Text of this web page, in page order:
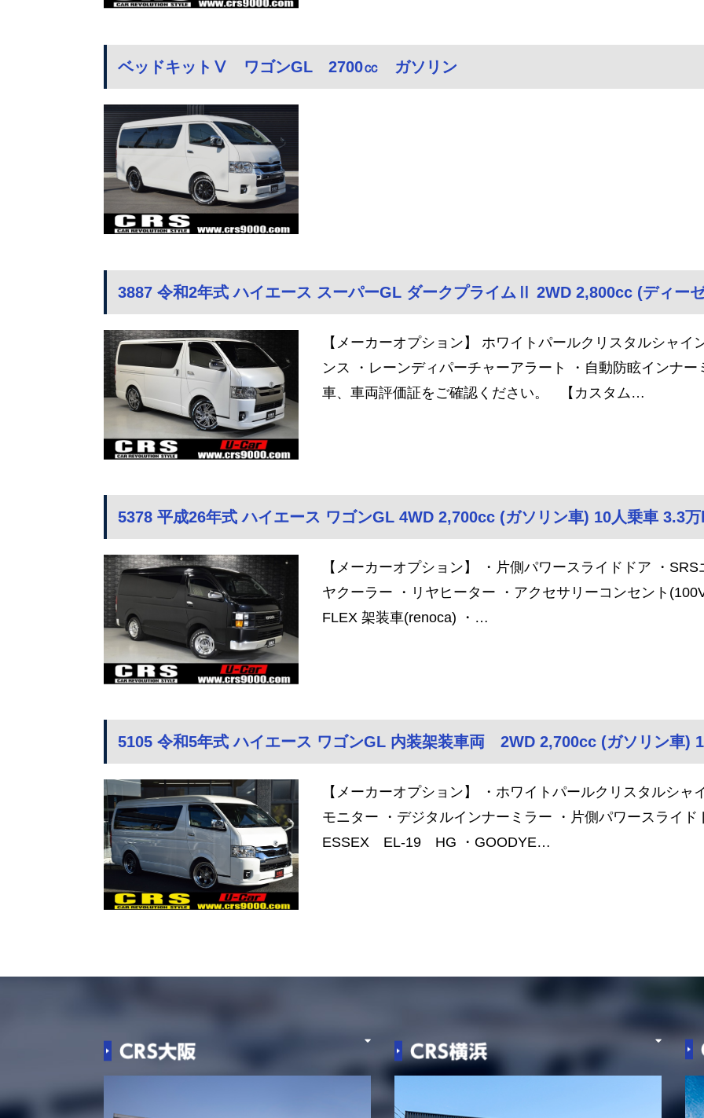
ベッドキットⅤ ワゴンGL 2700㏄ ガソリン
3887 令和2年式 ハイエース スーパーGL ダークプライムⅡ 2WD 2,800cc (ディー
【メーカーオプション】 ホワイトパールクリスタルシャイ
ンス ・レーンディパーチャーアラート ・自動防眩インナ
車、車両評価証をご確認ください。 【カスタム…
5378 平成26年式 ハイエース ワゴンGL 4WD 2,700cc (ガソリン車) 10人乗車 3.3
【メーカーオプション】 ・片側パワースライドドア ・
ヤクーラー ・リヤヒーター ・アクセサリーコンセント
FLEX 架装車(renoca) ・…
5105 令和5年式 ハイエース ワゴンGL 内装架装車両 2WD 2,700cc (ガソリン車)
【メーカーオプション】 ・ホワイトパールクリスタルシャ
モニター ・デジタルインナーミラー ・片側パワースライ
ESSEX EL-19 HG ・GOODYE…